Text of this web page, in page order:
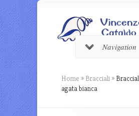
Navigation
Home » Bracciali »
agata bianca